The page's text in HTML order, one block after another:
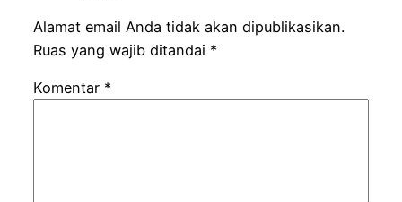
Alamat email Anda tidak akan dipublikasikan.
Ruas yang wajib ditandai *
Komentar *